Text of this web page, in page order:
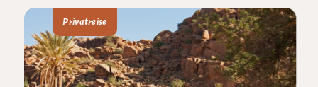
Privatreise